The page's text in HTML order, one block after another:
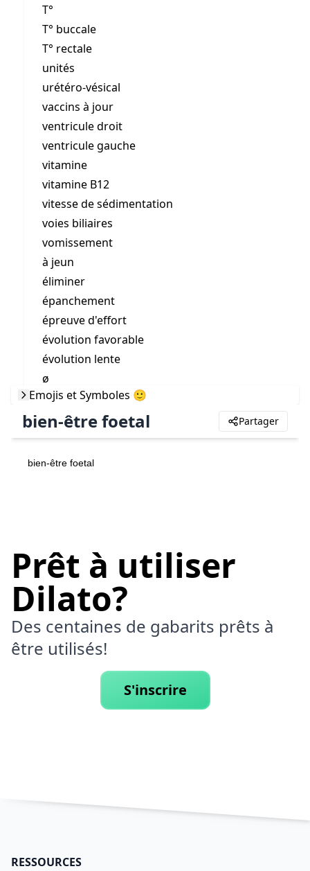
T°
T° buccale
T° rectale
unités
urétéro-vésical
vaccins à jour
ventricule droit
ventricule gauche
vitamine
vitamine B12
vitesse de sédimentation
voies biliaires
vomissement
à jeun
éliminer
épanchement
épreuve d'effort
évolution favorable
évolution lente
ø
Emojis et Symboles 🙂
bien-être foetal Partager
bien-être foetal
Prêt à utiliser
Dilato?
Des centaines de gabarits prêts à
être utilisés!
S'inscrire
RESSOURCES